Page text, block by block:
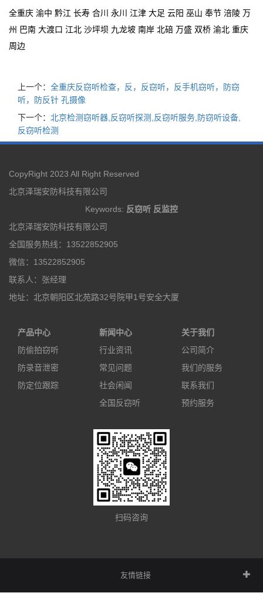
全重庆 渝中 黔江 长寿 合川 永川 江津 大足 云阳 巫山 奉节 涪陵 万
州 巴南 大渡口 江北 沙坪坝 九龙坡 南岸 北碚 万盛 双桥 渝北 重庆
周边
上一个： 全重庆反窃听检查，反，反窃听，反手机窃听，防窃
听，防反针 孔摄像
下一个： 北京检测窃听器,反窃听探测,反窃听服务,防窃听设备,
反窃听检测
CopyRight 2023 All Right Reserved
北京泽瑞安防科技有限公司
Keywords: 反窃听 反监控
北京泽瑞安防科技有限公司
全国服务热线：13522852905
微信：13522852905
联系人：张经理
地址：北京朝阳区北苑路32号院甲1号安全大厦
产品中心
防偷拍窃听
防录音泄密
防定位跟踪
新闻中心
行业资讯
常见问题
社会闲闻
全国反窃听
关于我们
公司简介
我们的服务
联系我们
预约服务
扫码咨询
友情链接